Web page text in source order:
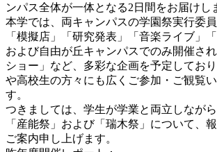
ンパス全体が一体となる2日間をお届けし
本学では、両キャンパスの学園祭実行委員
「模擬店」「研究発表」「音楽ライブ」
および自由が丘キャンパスでのみ開催さ
ショー」など、多彩な企画を予定してお
や高校生の方々にも広くご参加・ご観覧
す。
つきましては、学生が学業と両立しなが
「産能祭」および「瑞木祭」について、
ご案内申し上げます。